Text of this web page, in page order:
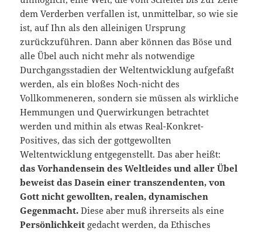
dem Verderben verfallen ist, unmittelbar, so wie sie
ist, auf Ihn als den alleinigen Ursprung
zurückzuführen. Dann aber können das Böse und
alle Übel auch nicht mehr als notwendige
Durchgangsstadien der Weltentwick­lung aufgefaßt
werden, als ein bloßes Noch-nicht des
Vollkommeneren, sondern sie müssen als wirkliche
Hemmungen und Querwirkungen betrachtet
werden und mithin als etwas Real-Konkret-
Positives, das sich der gottgewollten
Weltentwicklung entgegenstellt. Das aber heißt:
das Vorhandensein des Weltleides und aller Übel
beweist das Dasein einer transzendenten, von
Gott nicht gewollten, realen, dynamischen
Gegenmacht. Die­se aber muß ihrerseits als eine
Persönlichkeit gedacht werden, da Ethisches